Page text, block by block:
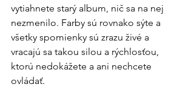
vytiahnete starý album, nič sa na nej
nezmenilo. Farby sú rovnako sýte a
všetky spomienky sú zrazu živé a
vracajú sa takou silou a rýchlosťou,
ktorú nedokážete a ani nechcete
ovládať.